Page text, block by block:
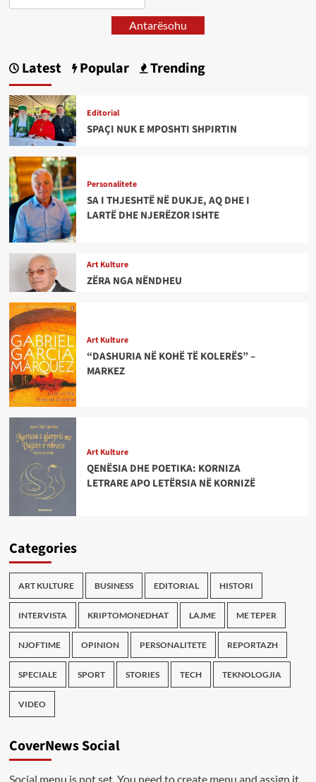
Antarësohu
Latest Popular Trending
Editorial
SPAÇI NUK E MPOSHTI SHPIRTIN
Personalitete
SA I THJESHTË NË DUKJE, AQ DHE I
LARTË DHE NJERËZOR ISHTE
Art Kulture
ZËRA NGA NËNDHEU
Art Kulture
“DASHURIA NË KOHË TË KOLERËS” –
MARKEZ
Art Kulture
QENËSIA DHE POETIKA: KORNIZA
LETRARE APO LETËRSIA NË KORNIZË
Categories
ART KULTURE BUSINESS EDITORIAL HISTORI
INTERVISTA KRIPTOMONEDHAT LAJME ME TEPER
NJOFTIME OPINION PERSONALITETE REPORTAZH
SPECIALE SPORT STORIES TECH TEKNOLOGJIA
VIDEO
CoverNews Social
Social menu is not set. You need to create menu and assign it